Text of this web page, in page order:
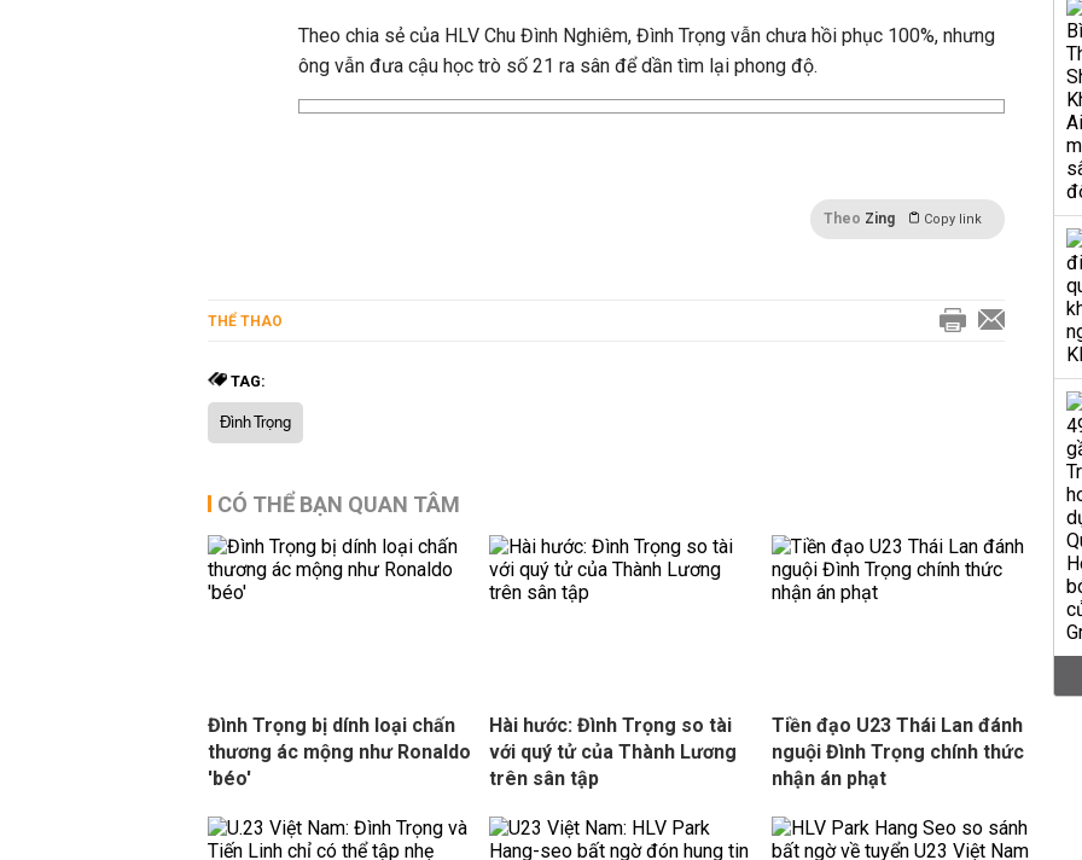
Theo chia sẻ của HLV Chu Đình Nghiêm, Đình Trọng vẫn chưa hồi phục 100%, nhưng
ông vẫn đưa cậu học trò số 21 ra sân để dần tìm lại phong độ.
Theo Zing Copy link
THỂ THAO
TAG:
Đình Trọng
CÓ THỂ BẠN QUAN TÂM
Đình Trọng bị dính loại chấn
thương ác mộng như Ronaldo
'béo'
Hài hước: Đình Trọng so tài
với quý tử của Thành Lương
trên sân tập
Tiền đạo U23 Thái Lan đánh
nguội Đình Trọng chính thức
nhận án phạt